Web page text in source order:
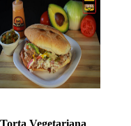
Torta Vegetariana